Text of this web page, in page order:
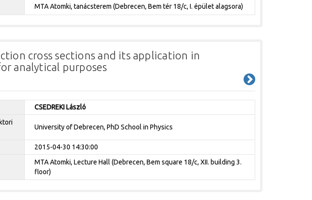
MTA Atomki, tanácsterem (Debrecen, Bem tér 18/c, I. épület alagsora)
cross sections and its application in
analytical purposes
CSEDREKI László
University of Debrecen, PhD School in Physics
2015-04-30 14:30:00
MTA Atomki, Lecture Hall (Debrecen, Bem square 18/c, XII. building 3.
floor)